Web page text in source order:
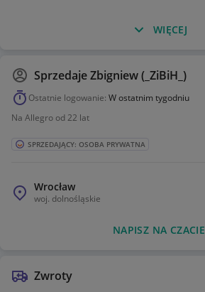
WIĘCEJ
SprzedajeZbigniew (_ZiBiH_)
Ostatnie logowanie: W ostatnim tygodniu
Na Allegro od 22 lat
SPRZEDAJĄCY: OSOBA PRYWATNA
Wrocław
woj. dolnośląskie
NAPISZ NA CZACIE
Zwroty